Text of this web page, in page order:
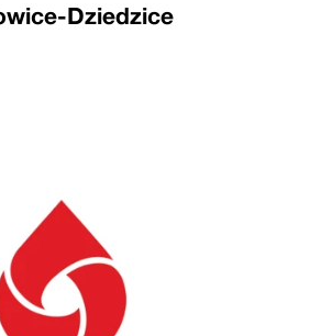
Dziedzice